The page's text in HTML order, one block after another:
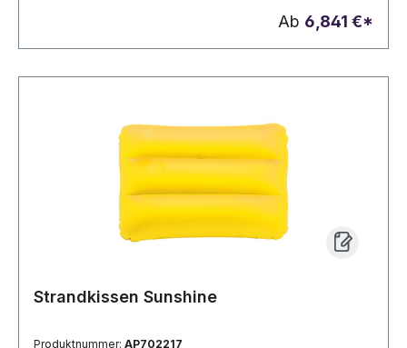
Ab 6,841 €*
Strandkissen Sunshine
Produktnummer: AP702217